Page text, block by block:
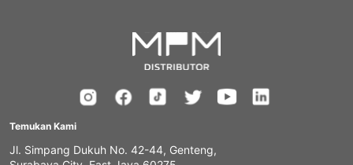
Temukan Kami
Jl. Simpang Dukuh No. 42-44, Genteng,